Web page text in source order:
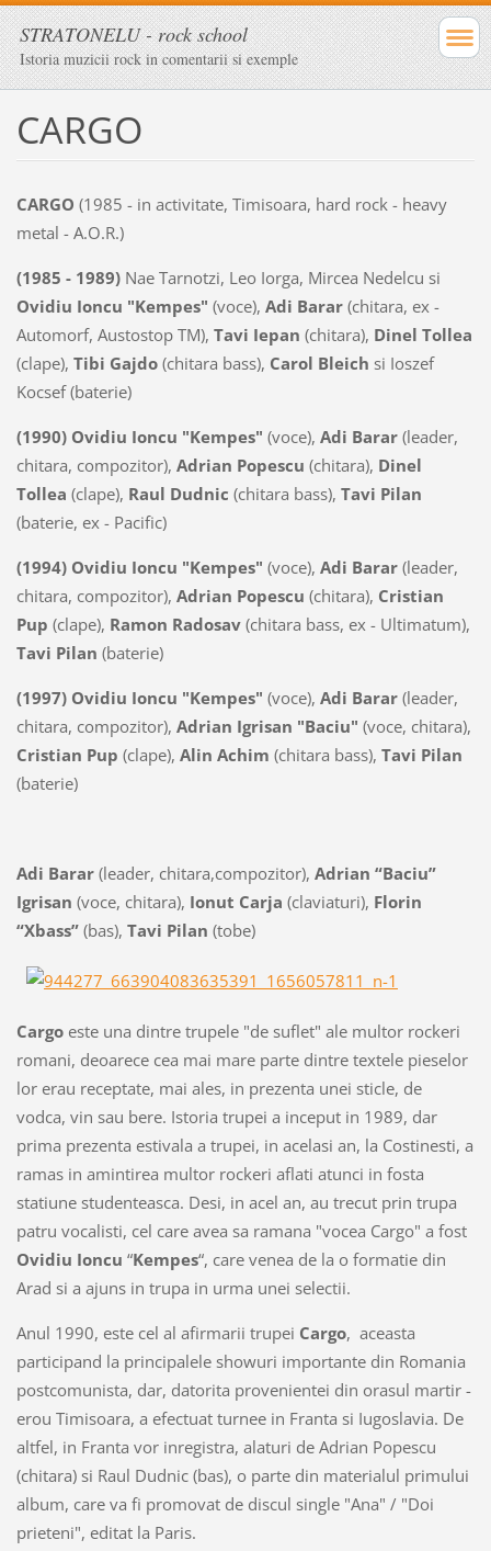
STRATONELU - rock school
Istoria muzicii rock in comentarii si exemple
CARGO
CARGO (1985 - in activitate, Timisoara, hard rock - heavy
metal - A.O.R.)
(1985 - 1989) Nae Tarnotzi, Leo Iorga, Mircea Nedelcu si
Ovidiu Ioncu "Kempes" (voce), Adi Barar(chitara, ex -
Automorf, Austostop TM), Tavi Iepan (chitara), Dinel Tollea
(clape), Tibi Gajdo(chitara bass), Carol Bleich si Ioszef
Kocsef (baterie)
(1990) Ovidiu Ioncu "Kempes" (voce), Adi Barar(leader,
chitara, compozitor), Adrian Popescu (chitara), Dinel
Tollea (clape), Raul Dudnic (chitara bass), Tavi Pilan
(baterie, ex - Pacific)
(1994) Ovidiu Ioncu "Kempes" (voce), Adi Barar(leader,
chitara, compozitor), Adrian Popescu (chitara), Cristian
Pup (clape), Ramon Radosav(chitara bass, ex - Ultimatum),
Tavi Pilan (baterie)
(1997) Ovidiu Ioncu "Kempes" (voce), Adi Barar(leader,
chitara, compozitor), Adrian Igrisan "Baciu" (voce, chitara),
Cristian Pup (clape), Alin Achim (chitara bass), Tavi Pilan
(baterie)
Adi Barar(leader, chitara,compozitor), Adrian “Baciu”
Igrisan (voce, chitara), Ionut Carja (claviaturi), Florin
“Xbass”(bas), Tavi Pilan (tobe)
Cargo este una dintre trupele "de suflet" ale multor rockeri
romani, deoarece cea mai mare parte dintre textele pieselor
lor erau receptate, mai ales, in prezenta unei sticle, de
vodca, vin sau bere. Istoria trupei a inceput in 1989, dar
prima prezenta estivala a trupei, in acelasi an, la Costinesti, a
ramas in amintirea multor rockeri aflati atunci in fosta
statiune studenteasca. Desi, in acel an, au trecut prin trupa
patru vocalisti, cel care avea sa ramana "vocea Cargo" a fost
Ovidiu Ioncu “Kempes“, care venea de la o formatie din
Arad si a ajuns in trupa in urma unei selectii.
Anul 1990, este cel al afirmarii trupei Cargo, aceasta
participand la principalele showuri importante din Romania
postcomunista, dar, datorita provenientei din orasul martir -
erou Timisoara, a efectuat turnee in Franta si Iugoslavia. De
altfel, in Franta vor inregistra, alaturi de Adrian Popescu
(chitara) si Raul Dudnic (bas), o parte din materialul primului
album, care va fi promovat de discul single "Ana" / "Doi
prieteni", editat la Paris.